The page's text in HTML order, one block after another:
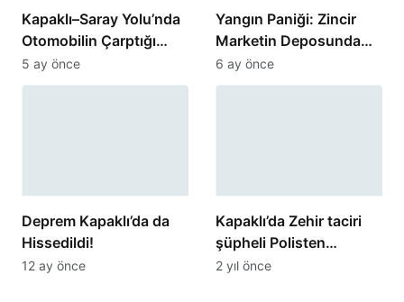
Kapaklı–Saray Yolu’nda
Otomobilin Çarptığı
Kadın Yaralandı
5 ay önce
Yangın Paniği: Zincir
Marketin Deposunda
Korku Dolu Anlar
Yaşandı
6 ay önce
Deprem Kapaklı’da da
Hissedildi!
12 ay önce
Kapaklı’da Zehir taciri
şüpheli Polisten
kaçamadı
2 yıl önce